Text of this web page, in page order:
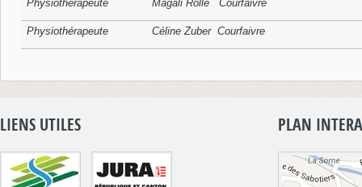
Physiothérapeute Magali Rolle Courfaivre
Physiothérapeute Céline Zuber Courfaivre
LIENS UTILES PLAN